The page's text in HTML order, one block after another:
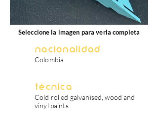
Seleccione la imagen para verla completa
Nacionalidad
Colombia
Técnica
Cold rolled galvanised, wood and
vinyl paints